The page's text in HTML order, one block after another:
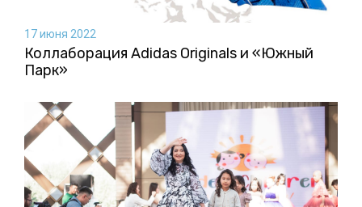
17 июня 2022
Коллаборация Аdidas Originals и «Южный
Парк»